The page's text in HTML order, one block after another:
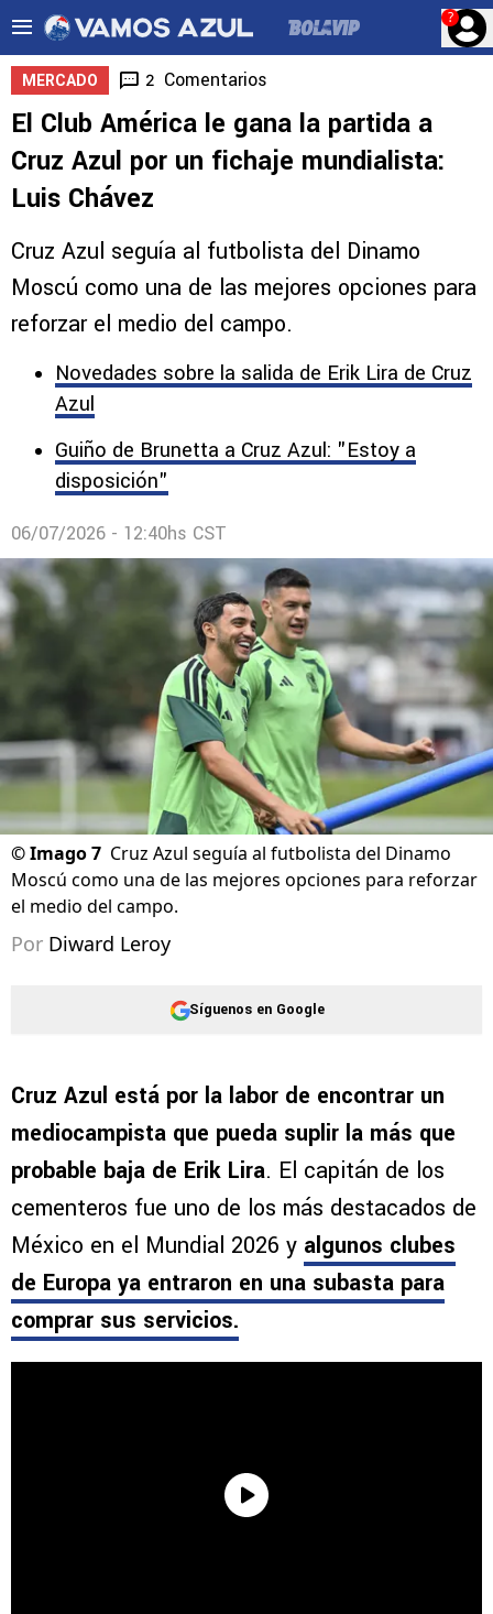
?
MERCADO 2 Comentarios
El Club América le gana la partida a
Cruz Azul por un fichaje mundialista:
Luis Chávez
Cruz Azul seguía al futbolista del Dinamo
Moscú como una de las mejores opciones para
reforzar el medio del campo.
Novedades sobre la salida de Erik Lira de Cruz
Azul
Guiño de Brunetta a Cruz Azul: "Estoy a
disposición"
06/07/2026 - 12:40hs CST
©Imago 7 Cruz Azul seguía al futbolista del Dinamo
Moscú como una de las mejores opciones para reforzar
el medio del campo.
Por Diward Leroy
Síguenos en Google
Cruz Azul está por la labor de encontrar un
mediocampista que pueda suplir la más que
probable baja de Erik Lira. El capitán de los
cementeros fue uno de los más destacados de
México en el Mundial 2026 y algunos clubes
de Europa ya entraron en una subasta para
comprar sus servicios.